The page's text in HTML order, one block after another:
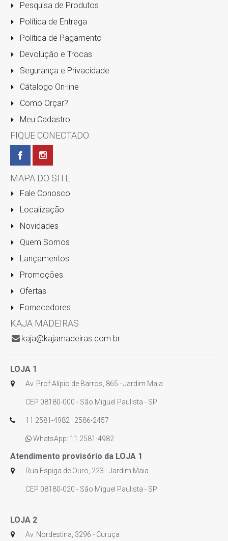
Pesquisa de Produtos
Política de Entrega
Política de Pagamento
Devolução e Trocas
Segurança e Privacidade
Cátalogo On-line
Como Orçar?
Meu Cadastro
FIQUE CONECTADO:
MAPA DO SITE
Fale Conosco
Localização
Novidades
Quem Somos
Lançamentos
Promoções
Ofertas
Fornecedores
KAJA MADEIRAS
kaja@kajamadeiras.com.br
LOJA 1
Av. Prof Alípio de Barros, 865 - Jardim Maia
CEP 08180-000 - São Miguel Paulista - SP
11 2581-4982 | 2586-2457
WhatsApp: 11 2581-4982
Atendimento provisório da LOJA 1
Rua Espiga de Ouro, 223 - Jardim Maia
CEP 08180-020 - São Miguel Paulista - SP
LOJA 2
Av. Nordestina, 3296 - Curuça